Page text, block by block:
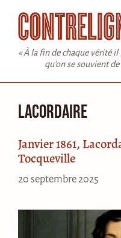
contenu
« À la fin de chaque vérité
qu'on se souvient
Lacordaire
Janvier 1861,
Tocqueville
20 septembre 2025